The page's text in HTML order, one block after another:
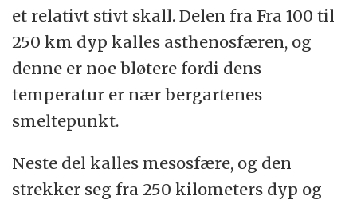
et relativt stivt skall. Delen fra Fra 100 til
250 km dyp kalles asthenosfæren, og
denne er noe bløtere fordi dens
temperatur er nær bergartenes
smeltepunkt.
Neste del kalles mesosfære, og den
strekker seg fra 250 kilometers dyp og